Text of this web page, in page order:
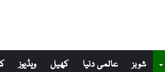
شوبز عالمی دنیا کھیل ویڈیوز